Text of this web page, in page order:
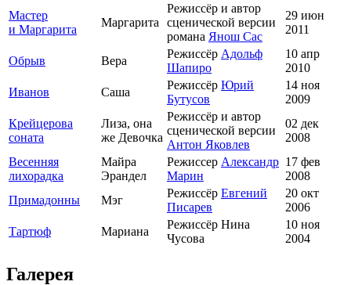
Мастер
и Маргарита
Маргарита
Режиссёр и автор
сценической версии
романа Янош Сас
29 июн
2011
Обрыв Вера
Режиссёр Адольф
Шапиро
10 апр
2010
Иванов
Саша
Режиссёр Юрий
Бутусов
14 ноя
2009
Крейцерова
соната
Лиза, она
же Девочка
Режиссёр и автор
сценической версии
Антон Яковлев
02 дек
2008
Весенняя
лихорадка
Майра
Эрандел
Режиссер Александр
Марин
17 фев
2008
Примадонны
Мэг
Режиссёр Евгений
Писарев
20 окт
2006
Тартюф
Мариана
Режиссёр Нина
Чусова
10 ноя
2004
Галерея